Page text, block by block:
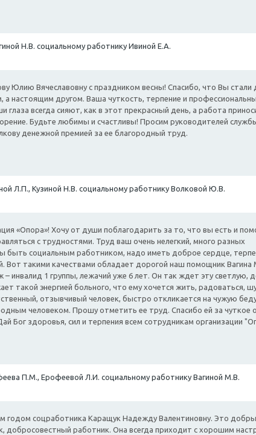
Н.В. социальному работнику Ивиной Е.А.
Юлию Вячеславовну с праздником весны! Спасибо, что Вы стали
настоящим другом. Ваша чуткость, терпение и
глаза всегда сияют, как в этот прекрасный день, а работа
Будьте любимы и счастливы! Просим руководителей
денежной премией за ее благородный труд.
Л.П., Кузиной Н.В. социальному работнику Волковой Ю.В.
«Опора»! Хочу от души поблагодарить за то, что вы есть и
с трудностями. Труд ваш очень нелегкий, много разных
быть социальным работником, надо иметь доброе сердце,
Вот такими качествами обладает дорогой наш помощник Вагина
– инвалид 1 группы, лежачий уже 6 лет. Он так ждет эту светлую,
такой энергией больного, что ему хочется жить, радоваться,
отзывчивый человек, быстро откликается на чужую
человеком. Прошу отметить ее труд. Спасибо ей за чуткое
Бог здоровья, сил и терпения всем сотрудникам организации
П.М., Ерофеевой Л.И. социальному работнику Вагиной М.В.
годом соцработника Каращук Надежду Валентиновну. Это
добросовестный работник. Она всегда приходит с хорошим